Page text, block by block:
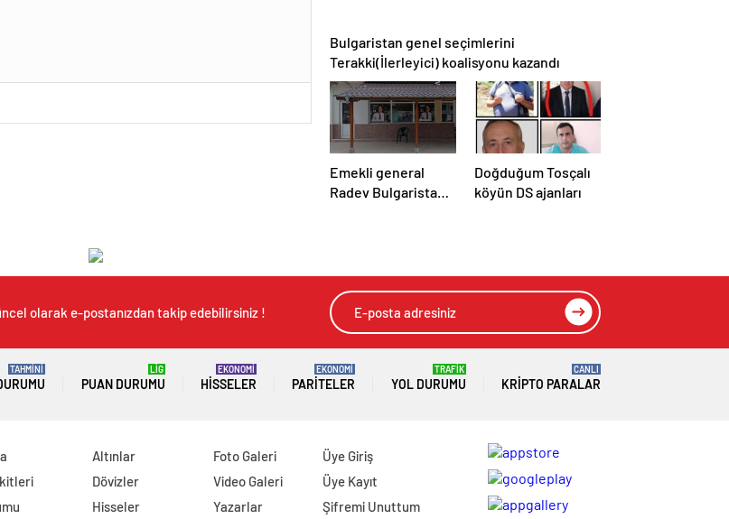
Bulgaristan genel seçimlerini
Terakki(İlerleyici) koalisyonu kazandı
Emekli general
Radev Bulgaristan
Doğduğum Tosçalı
köyün DS ajanları
olarak e-postanızdan takip edebilirsiniz !
TAHMİNİ
PUAN DURUMU
LİG
HISSELER
EKONOMİ
PARITELER
EKONOMİ
YOL DURUMU
TRAFİK
KRIPTO PARALAR
CANLI
Altınlar
Dövizler
Hisseler
Foto Galeri
Video Galeri
Yazarlar
Üye Giriş
Üye Kayıt
Şifremi Unuttum